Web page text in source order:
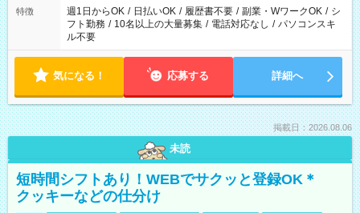
ください！
特徴 週1日からOK / 日払いOK / 履歴書不要 / 副業・WワークOK / シ
フト勤務 / 10名以上の大量募集 / 電話対応なし / パソコンスキ
ル不要
気になる！ 応募する 詳細へ
掲載日：2026.08.06
未読
短時間シフトあり！WEBでサクッと登録OK＊
クッキーなどの仕分け